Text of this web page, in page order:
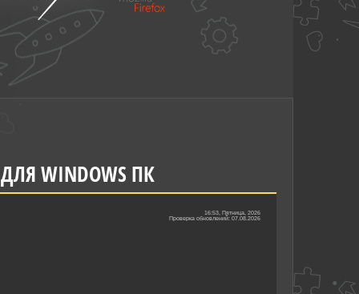
WINDOWS ПК
16:53, Пятница, 2026
Проверка обновлений: 07.08.2026